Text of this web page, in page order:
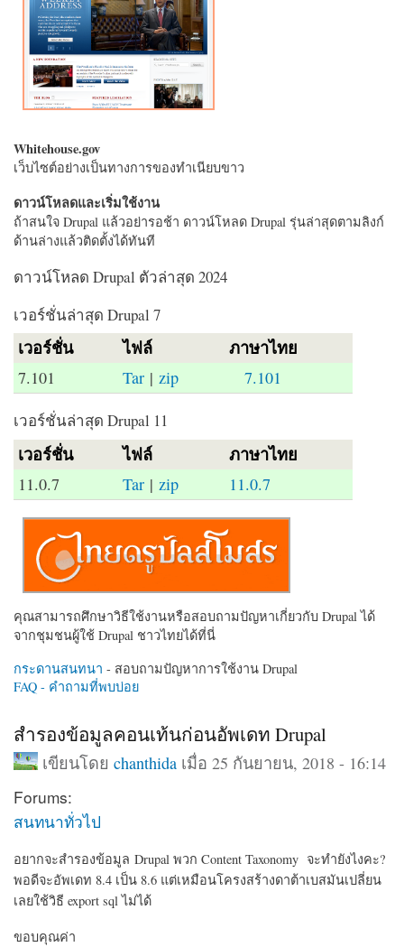
Whitehouse.gov
เว็บไซต์อย่างเป็นทางการของทำเนียบขาว
ดาวน์โหลดและเริ่มใช้งาน
ถ้าสนใจ Drupal แล้วอย่ารอช้า ดาวน์โหลด Drupal รุ่นล่าสุดตามลิงก์
ด้านล่างแล้วติดตั้งได้ทันที
ดาวน์โหลด Drupal ตัวล่าสุด 2024
เวอร์ชั่นล่าสุด Drupal 7
เวอร์ชั่น ไฟล์ ภาษาไทย
7.101 Tar |zip 7.101
เวอร์ชั่นล่าสุด Drupal 11
เวอร์ชั่น ไฟล์ ภาษาไทย
11.0.7 Tar | zip 11.0.7
คุณสามารถศึกษาวิธีใช้งานหรือสอบถามปัญหาเกี่ยวกับ Drupal ได้
จากชุมชนผู้ใช้ Drupal ชาวไทยได้ที่นี่
กระดานสนทนา - สอบถามปัญหาการใช้งาน Drupal
FAQ - คำถามที่พบบ่อย
สำรองข้อมูลคอนเท้นก่อนอัพเดท Drupal
เขียนโดย chanthidaเมื่อ 25 กันยายน, 2018 - 16:14
Forums:
สนทนาทั่วไป
อยากจะสำรองข้อมูล Drupal พวก Content Taxonomy จะทำยังไงคะ?
พอดีจะอัพเดท 8.4 เป็น 8.6 แต่เหมือนโครงสร้างดาต้าเบสมันเปลี่ยน
เลยใช้วิธี export sql ไม่ได้
ขอบคุณค่า